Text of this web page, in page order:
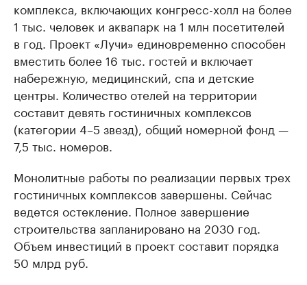
комплекса, включающих конгресс-холл на более
1 тыс. человек и аквапарк на 1 млн посетителей
в год. Проект «Лучи» единовременно способен
вместить более 16 тыс. гостей и включает
набережную, медицинский, спа и детские
центры. Количество отелей на территории
составит девять гостиничных комплексов
(категории 4–5 звезд), общий номерной фонд —
7,5 тыс. номеров.
Монолитные работы по реализации первых трех
гостиничных комплексов завершены. Сейчас
ведется остекление. Полное завершение
строительства запланировано на 2030 год.
Объем инвестиций в проект составит порядка
50 млрд руб.